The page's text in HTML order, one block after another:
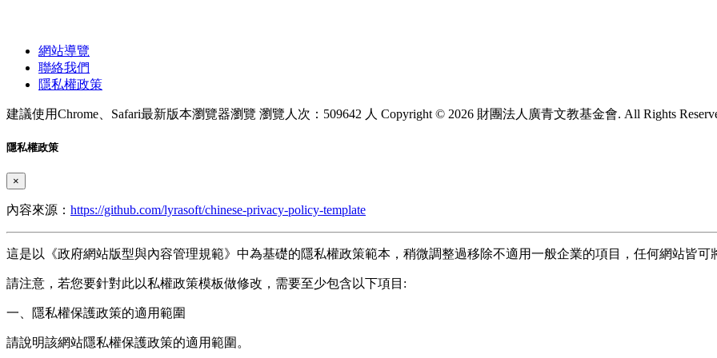
網站導覽
聯絡我們
隱私權政策
建議使用Chrome、Safari最新版本瀏覽器瀏覽 瀏覽人次：509642 人 Copyright © 2026 財團法人廣青文教基金會. All Rights
隱私權政策
×
內容來源： https://github.com/lyrasoft/chinese-privacy-policy-template
這是以《政府網站版型與內容管理規範》中為基礎的隱私權政策範本，稍微調整過移除不適用一般企業的項目，任何網站皆
請注意，若您要針對此以私權政策模板做修改，需要至少包含以下項目:
一、隱私權保護政策的適用範圍
請說明該網站隱私權保護政策的適用範圍。